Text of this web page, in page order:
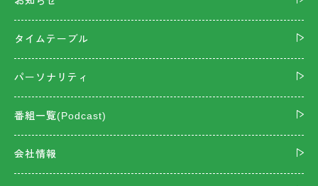
タイムテーブル
パーソナリティ
番組一覧(Podcast)
会社情報